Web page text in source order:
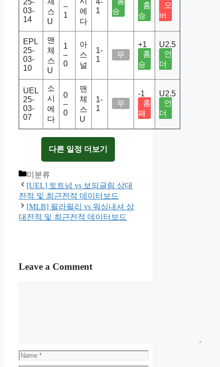
25-
03-
14
스
U
–
1
에
다
4-
1
승
홈
승
오
버
EPL
25-
03-
10
맨
체
스
U
1
–
0
아
스
널
1-
1
무
+1
홈
승
U2.5
언
더
UEL
25-
03-
07
소
시
에
다
0
–
0
맨
체
스
U
1-
1
무
-1
홈
패
U2.5
언
더
다른 일정 더보기
Categories
미분류
[UEL] 토트넘 vs 보되글림 상대
전적 및 최근전적 데이터보드
[MLB] 필라필리 vs 워싱내셔 상
대전적 및 최근전적 데이터보드
Leave a Comment
Name